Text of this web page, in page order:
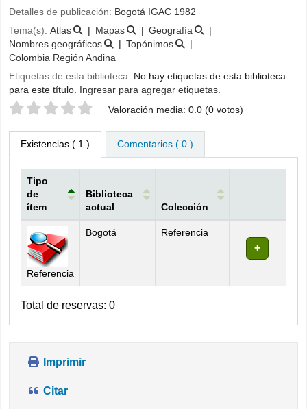
Detalles de publicación: Bogotá IGAC 1982
Tema(s): Atlas Mapas
Geografía
Nombres geográficos
Topónimos
Colombia Región Andina
Etiquetas de esta biblioteca: No hay etiquetas de esta biblioteca
para este título. Ingresar para agregar etiquetas.
Valoración Valoración media: 0.0 (0 votos)
Existencias ( 1 ) Comentarios ( 0 )
Tipo
de
ítem
Biblioteca
actual
Colección
Referencia
Bogotá Referencia
Total de reservas: 0
Imprimir
Citar